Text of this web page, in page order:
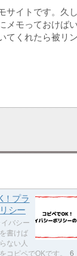
イトです。久
メモっておけば
てくれたら被リ
！プラ
シー
イバシー
書けば
ない人
コピペでOKです。
6